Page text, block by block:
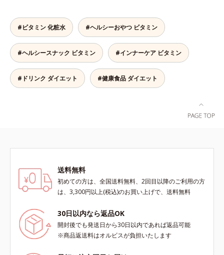
い栄養、空腹具合に合わせて食べ方
のアレンジは自由自在！自然な果実
の味を活かした美味しさで、ハッピ
ーなダイエットを目指します。* ビ
タミンA、B1、B2、B6、B12、C、
D、E、ナイアシン、パントテン
酸、葉酸各商品の詳しい情報は商品
#ビタミン 化粧水 #ヘルシーおやつ ビタミン
#ヘルシースナック ビタミン #インナーケア ビタミン
#ドリンク ダイエット #健康食品 ダイエット
送料無料
初めての方は、全国送料無料、2回目以降のご利用の方
は、3,300円以上(税込)のお買い上げで、送料無料
30日以内なら返品OK
開封後でも発送日から30日以内であれば返品可能
※商品返送料はオルビスが負担いたします